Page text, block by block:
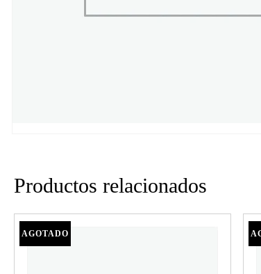
Productos relacionados